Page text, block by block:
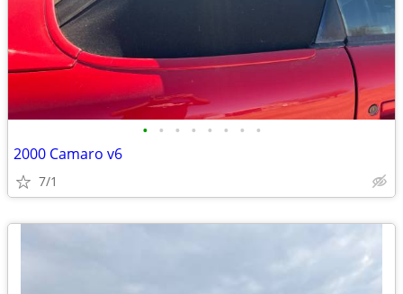
• • • • • • • •
2000 Camaro v6
7/1